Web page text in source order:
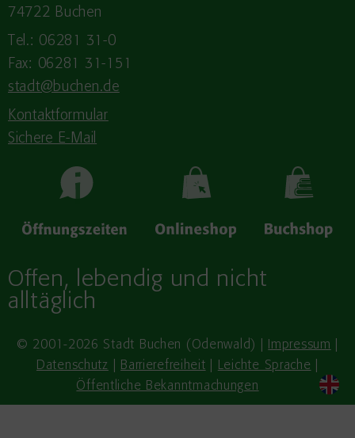
74722 Buchen
Tel.: 06281 31-0
Fax: 06281 31-151
stadt@buchen.de
Kontaktformular
Sichere E-Mail
Offen, lebendig und nicht
alltäglich
© 2001-2026 Stadt Buchen (Odenwald) | Impressum
Datenschutz
Barrierefreiheit Leichte Sprache
Öffentliche Bekanntmachungen